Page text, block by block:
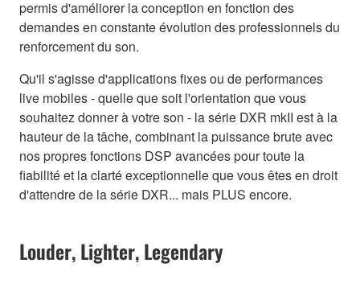
permis d'améliorer la conception en fonction des
demandes en constante évolution des professionnels du
renforcement du son.
Qu'il s'agisse d'applications fixes ou de performances
live mobiles - quelle que soit l'orientation que vous
souhaitez donner à votre son - la série DXR mkII est à la
hauteur de la tâche, combinant la puissance brute avec
nos propres fonctions DSP avancées pour toute la
fiabilité et la clarté exceptionnelle que vous êtes en droit
d'attendre de la série DXR... mais PLUS encore.
Louder, Lighter, Legendary